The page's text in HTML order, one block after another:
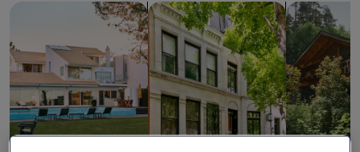
Zoeken naar huizen Zoeken naar flats/appartementen
Huisjes